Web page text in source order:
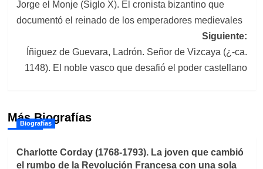
de
Jorge el Monje (Siglo X). El cronista bizantino que
documentó el reinado de los emperadores medievales
Siguiente:
Íñiguez de Guevara, Ladrón. Señor de Vizcaya (¿-ca.
1148). El noble vasco que desafió el poder castellano
Más Biografías
Biografías
Charlotte Corday (1768-1793). La joven que cambió
el rumbo de la Revolución Francesa con una sola